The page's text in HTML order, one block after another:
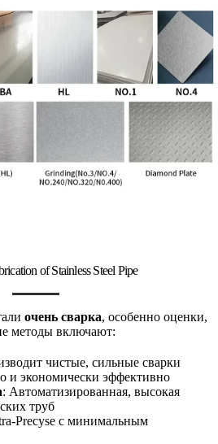
of Stainless Steel Pipe
очень сварка, особенно оценки,
методы включают:
чистые, сильные сварки
и экономически эффективно
: Автоматизированная, высокая
труб
Precyse с минимальным